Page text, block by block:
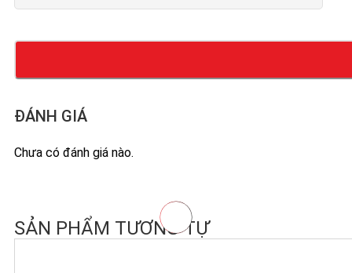
ĐÁNH GIÁ
Chưa có đánh giá nào.
SẢN PHẨM TƯƠNG TỰ